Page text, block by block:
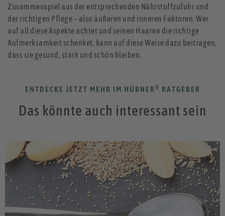
Zusammenspiel aus der entsprechenden Nährstoffzufuhr und
der richtigen Pflege – also äußeren und inneren Faktoren. Wer
auf all diese Aspekte achtet und seinen Haaren die richtige
Aufmerksamkeit schenket, kann auf diese Weise dazu beitragen,
dass sie gesund, stark und schön bleiben.
ENTDECKE JETZT MEHR IM HÜBNER ® RATGEBER
Das könnte auch interessant sein